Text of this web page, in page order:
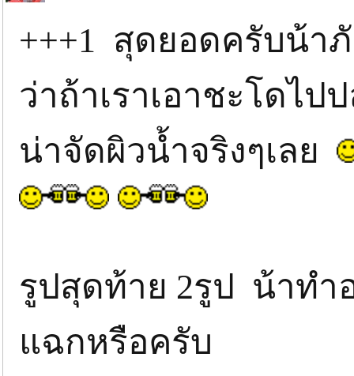
+++1 สุดยอดครับน้
ว่าถ้าเราเอาชะโดไ
น่าจัดผิวน้ำจริงๆเลย
รูปสุดท้าย 2รูป น้าทำ
แฉกหรือครับ